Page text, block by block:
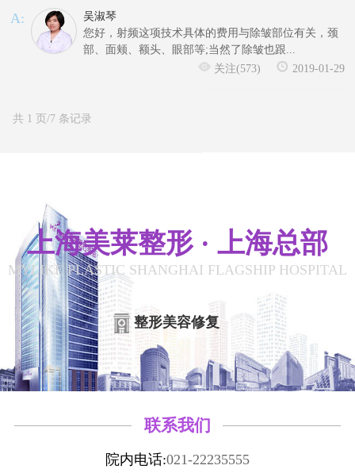
A:
吴淑琴
您好，射频这项技术具体的费用与除皱部位有关，颈
部、面颊、额头、眼部等;当然了除皱也跟...
关注(573)
2019-01-29
共 1 页/7 条记录
上海美莱整形 · 上海总部
MYLIKE PLASTIC SHANGHAI FLAGSHIP HOSPITAL
整形美容修复
联系我们
院内电话:021-22235555